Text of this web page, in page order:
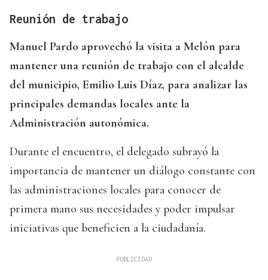
Reunión de trabajo
Manuel Pardo aprovechó la visita a Melón para
mantener una reunión de trabajo con el alcalde
del municipio, Emilio Luis Díaz, para analizar las
principales demandas locales ante la
Administración autonómica.
Durante el encuentro, el delegado subrayó la
importancia de mantener un diálogo constante con
las administraciones locales para conocer de
primera mano sus necesidades y poder impulsar
iniciativas que beneficien a la ciudadanía.